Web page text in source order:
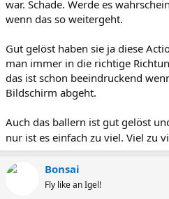
war. Schade. Werde es
wenn das so weitergeht.
Gut gelöst haben sie ja diese
man immer in die richtige
das ist schon beeindruckend
Bildschirm abgeht.
Auch das ballern ist gut gelöst
nur ist es einfach zu viel. Viel zu
Bonsai
Fly like an Igel!